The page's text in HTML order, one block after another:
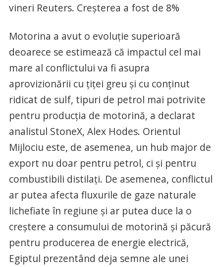
vineri Reuters. Creșterea a fost de 8%
Motorina a avut o evoluție superioară
deoarece se estimează că impactul cel mai
mare al conflictului va fi asupra
aprovizionării cu țiței greu și cu conținut
ridicat de sulf, tipuri de petrol mai potrivite
pentru producția de motorină, a declarat
analistul StoneX, Alex Hodes. Orientul
Mijlociu este, de asemenea, un hub major de
export nu doar pentru petrol, ci și pentru
combustibili distilați. De asemenea, conflictul
ar putea afecta fluxurile de gaze naturale
lichefiate în regiune și ar putea duce la o
creștere a consumului de motorină și păcură
pentru producerea de energie electrică,
Egiptul prezentând deja semne ale unei